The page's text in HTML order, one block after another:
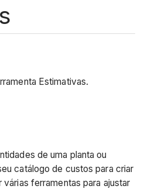
Estimativas.
de uma planta ou
catálogo de custos para criar
ferramentas para ajustar